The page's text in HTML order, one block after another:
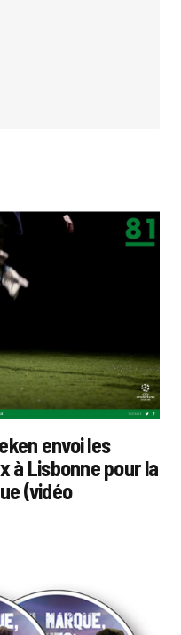
envoi les
à Lisbonne pour la
(vidéo